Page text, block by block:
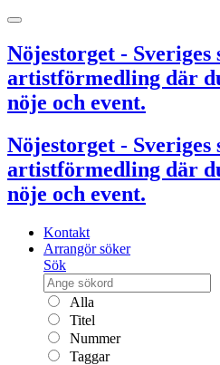
Nöjestorget - Sveriges
artistförmedling där
nöje och event.
Nöjestorget - Sveriges
artistförmedling där
nöje och event.
Kontakt
Arrangör söker
Sök
Alla
Titel
Nummer
Taggar